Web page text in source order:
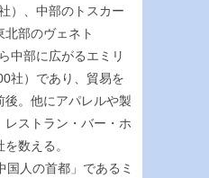
）、中部のトスカー
部のヴェネト
中部に広がるエミリ
社）であり、貿易を
。他にアパレルや製
ストラン・バー・ホ
数える。
国人の首都」であるミ